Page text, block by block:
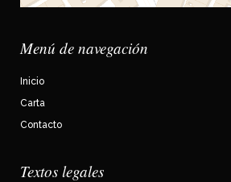
Menú de navegación
Inicio
Carta
Contacto
Textos legales